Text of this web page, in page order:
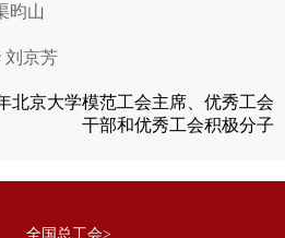
昀山
刘京芳
北京大学模范工会主席、优秀工会
干部和优秀工会积极分子
全国总工会>